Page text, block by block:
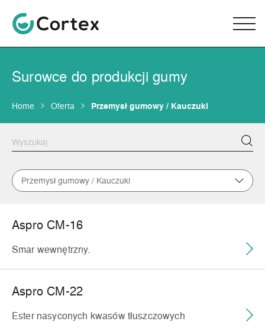
Surowce do produkcji gumy
Home Oferta Przemysł gumowy / Kauczuki
Przemysł gumowy / Kauczuki
Aspro CM-16
Smar wewnętrzny.
Aspro CM-22
Ester nasyconych kwasów tłuszczowych